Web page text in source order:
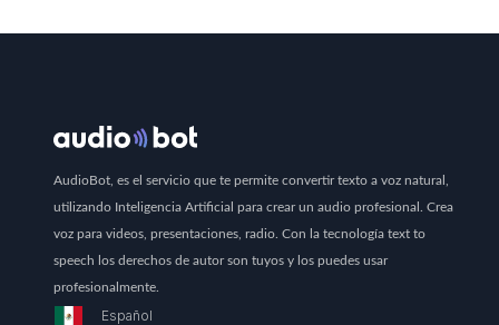
AudioBot, es el servicio que te permite convertir texto a voz natural,
utilizando Inteligencia Artificial para crear un audio profesional. Crea
voz para videos, presentaciones, radio. Con la tecnología text to
speech los derechos de autor son tuyos y los puedes usar
profesionalmente.
Español